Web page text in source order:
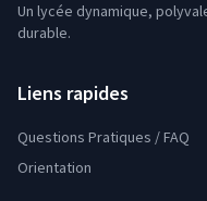
Un lycée dynamique,
durable.
Liens rapides
Questions Pratiques / FAQ
Orientation